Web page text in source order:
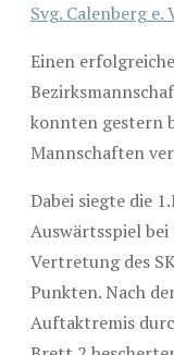
Svg. Calenberg e.
Einen
konnten gestern
Mannschaften
Dabei siegte die
Auswärtsspiel
Vertretung des
Punkten. Nach
Auftaktremis